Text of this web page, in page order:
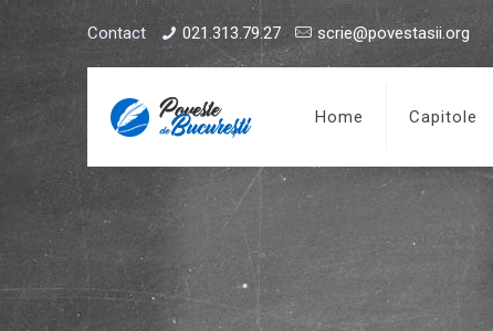
Contact 021.313.79.27 scrie@povestasii.org
Home Capitole